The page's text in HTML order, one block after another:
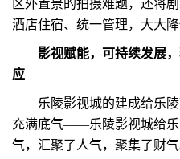
区外置景的拍摄难题，还将
酒店住宿、统一管理，大大
影视赋能，可持续发展
应
乐陵影视城的建成给乐陵
充满底气——乐陵影视城给乐
气，汇聚了人气，聚集了财气